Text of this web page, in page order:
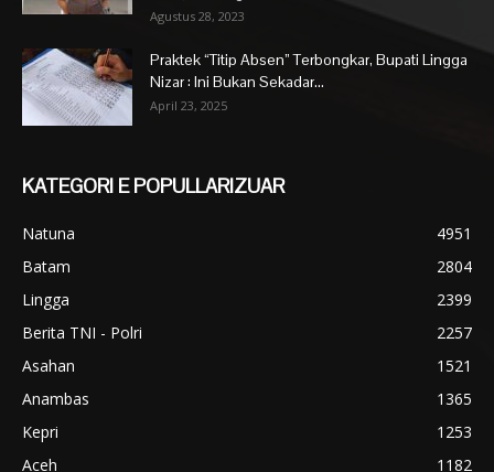
Agustus 28, 2023
Praktek “Titip Absen” Terbongkar, Bupati Lingga
Nizar : Ini Bukan Sekadar...
April 23, 2025
KATEGORI E POPULLARIZUAR
Natuna
4951
Batam
2804
Lingga
2399
Berita TNI - Polri
2257
Asahan
1521
Anambas
1365
Kepri
1253
Aceh
1182